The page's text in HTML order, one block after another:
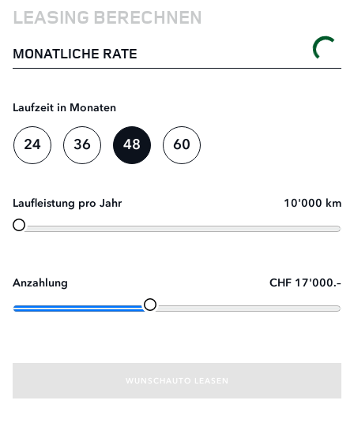
LEASING BERECHNEN
MONATLICHE RATE
Laufzeit in Monaten
24 36 48 60
Laufleistung pro Jahr 10'000 km
Anzahlung CHF 17'000.–
WUNSCHAUTO LEASEN